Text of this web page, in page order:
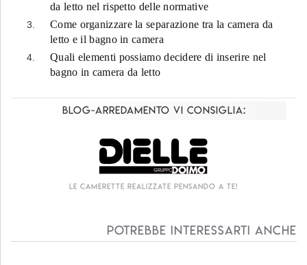
da letto nel rispetto delle normative
Come organizzare la separazione tra la camera da
letto e il bagno in camera
Quali elementi possiamo decidere di inserire nel
bagno in camera da letto
Blog-Arredamento vi consiglia:
Le camerette realizzate pensando a te!
Potrebbe interessarti anche